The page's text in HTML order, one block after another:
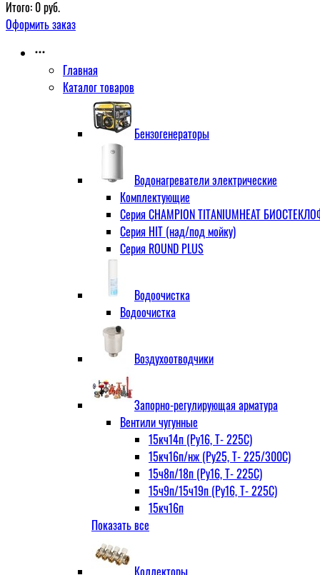
Итого: 0руб.
Оформить заказ
Главная
Каталог товаров
Бензогенераторы
Водонагреватели электрические
Комплектующие
Серия CHAMPION TITANIUMHEAT
Серия HIT (над/под мойку)
Серия ROUND PLUS
Водоочистка
Водоочистка
Воздухоотводчики
Запорно-регулирующая арматура
Вентили чугунные
15кч14п (Ру16, Т- 225С)
15кч16п/нж (Ру25, Т- 225/300С)
15ч8п/18п (Ру16, Т- 225С)
15ч9п/15ч19п (Ру16, Т- 225С)
15кч16п
Показать все
Коллекторы